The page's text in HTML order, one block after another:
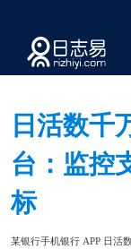
日活数千
台：监控
标
某银行手机银行 APP 日活